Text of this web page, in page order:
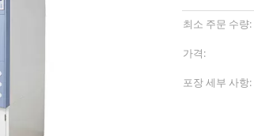
최소 주문 수량:
가격:
포장 세부 사항: